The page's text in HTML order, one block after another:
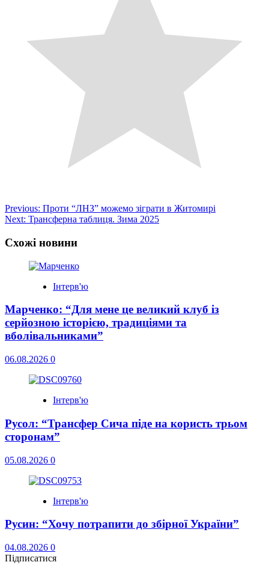
Post
navigation
Previous: Проти “ЛНЗ” можемо зіграти в Житомирі
Next: Трансферна таблиця. Зима 2025
Схожі новини
Інтерв'ю
Марченко: “Для мене це великий клуб із
серйозною історією, традиціями та
вболівальниками”
06.08.2026 0
Інтерв'ю
Русол: “Трансфер Сича піде на користь трьом
сторонам”
05.08.2026 0
Інтерв'ю
Русин: “Хочу потрапити до збірної України”
04.08.2026 0
Підписатися